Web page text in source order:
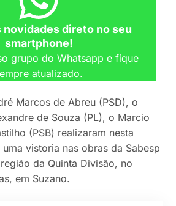
novidades direto no seu
smartphone!
grupo do Whatsapp e fique
atualizado.
Marcos de Abreu (PSD), o
de Souza (PL), o Marcio
(PSB) realizaram nesta
vistoria nas obras da Sabesp
da Quinta Divisão, no
em Suzano.